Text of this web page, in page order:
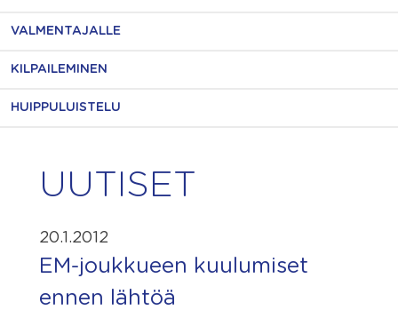
VALMENTAJALLE
KILPAILEMINEN
HUIPPULUISTELU
UUTISET
20.1.2012
EM-joukkueen kuulumiset
ennen lähtöä